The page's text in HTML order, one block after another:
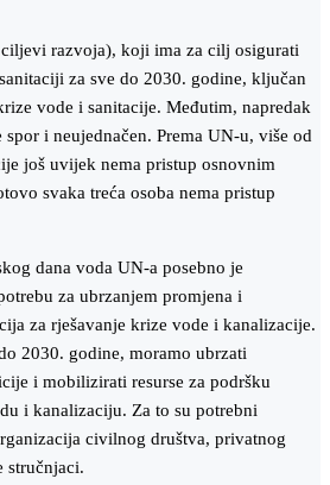
ciljevi razvoja), koji ima za cilj osigurati
za sve do 2030. godine, ključan
vode i sanitacije. Međutim, napredak
i neujednačen. Prema UN-u, više od
još uvijek nema pristup osnovnim
svaka treća osoba nema pristup
dana voda UN-a posebno je
za ubrzanjem promjena i
za rješavanje krize vode i kanalizacije.
2030. godine, moramo ubrzati
i mobilizirati resurse za podršku
i kanalizaciju. Za to su potrebni
civilnog društva, privatnog
stručnjaci.